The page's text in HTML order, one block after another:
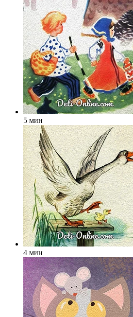
5 мин
4 мин